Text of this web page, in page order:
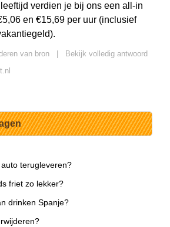
verdien je bij ons een all-in
en €15,69 per uur (inclusief
van bron
Bekijk volledig antwoord
terugleveren?
friet zo lekker?
drinken Spanje?